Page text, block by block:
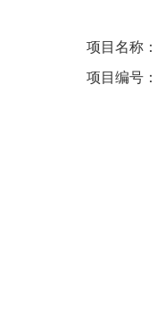
项目名称：
项目编号：